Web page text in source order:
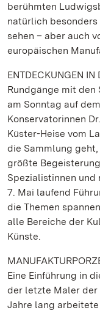
berühmten
natürlich
sehen – aber auch
europäischen
ENTDECKUNGEN
Rundgänge mit den
am Sonntag auf
Konservatorinnen
Küster-Heise vom
die Sammlung
größte
Spezialistinnen und
7. Mai laufend
die Themen
alle Bereiche der
Künste.
Eine Einführung in
der letzte Maler
Jahre lang